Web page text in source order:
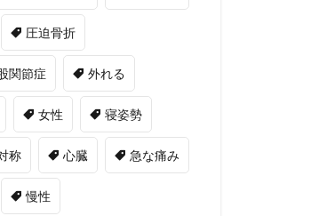
圧迫骨折
関節症 外れる
女性 寝姿勢
称 心臓 急な痛み
慢性